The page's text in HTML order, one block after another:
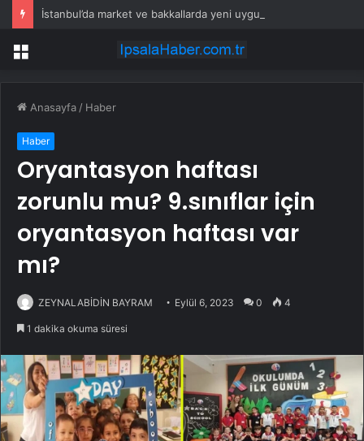
Menü
Anasayfa / Haber
Haber
Oryantasyon haftası
zorunlu mu? 9.sınıflar için
oryantasyon haftası var
mı?
ZEYNALABİDİN BAYRAM Eylül 6, 2023 0 4
1 dakika okuma süresi